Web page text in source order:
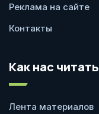
Реклама на сайте
Контакты
Как нас читать
Лента материалов